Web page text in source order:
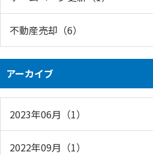
不動産売却（6）
アーカイブ
2023年06月（1）
2022年09月（1）